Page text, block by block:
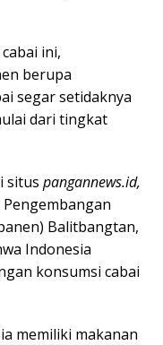
ini,
berupa
segar setidaknya
dari tingkat
situs pangannews.id,
Balitbangtan,
Indonesia
konsumsi cabai
memiliki makanan